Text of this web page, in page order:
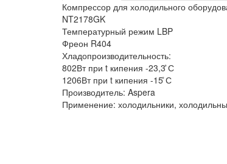
Компрессор для холодильного
NT2178GK
Температурный режим LBP
Фреон R404
Хладопроизводительность:
802Вт при t кипения -23,3 ̊С
1206Вт при t кипения -15 ̊С
Производитель: Aspera
Применение: холодильники,